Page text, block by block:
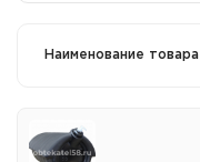
Наименование товара